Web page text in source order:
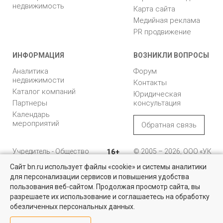
Найти квартиру - это просто!
Выбирайте среди 14 тысяч проверенных вариантов на вторичом
рынке жилья на портале BN.ru
недвижимость
Карта сайта
Медийная реклама
PR продвижение
ИНФОРМАЦИЯ
Аналитика
недвижимости
Каталог компаний
Партнеры
Календарь
мероприятий
ВОЗНИКЛИ ВОПРОСЫ
Форум
Контакты
Юридическая
консультация
Обратная связь
Учредитель - Общество
ответственностью
"Управляющая
компания "Бюллетень
недвижимости"
16+
© 2005 – 2026, ООО «УК
196105, Санкт-
Петербург, пр. Юрия
Гагарина, 1
8 (812) 331-93-56
Сайт bn.ru использует файлы «cookie» и системы аналитики
для персонализации сервисов и повышения удобства
пользования веб-сайтом. Продолжая просмотр сайта, вы
разрешаете их использование и соглашаетесь на обработку
обезличенных персональных данных.